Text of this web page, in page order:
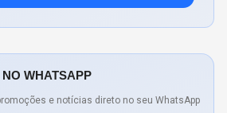
WHATSAPP
e notícias direto no seu WhatsApp